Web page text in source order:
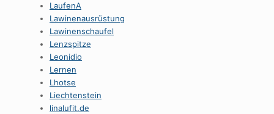
LaufenA
Lawinenausrüstung
Lawinenschaufel
Lenzspitze
Leonidio
Lernen
Lhotse
Liechtenstein
linalufit.de